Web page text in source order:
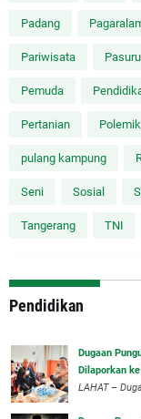
Padang
Pariwisata
Pemuda
Pertanian Polemik
pulang kampung
Seni Sosial
Tangerang TNI
Pendidikan
Dugaan
Dilaporkan
LAHAT –